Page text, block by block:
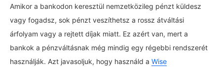
Amikor a bankodon keresztül nemzetközileg pénzt küldesz
vagy fogadsz, sok pénzt veszíthetsz a rossz átváltási
árfolyam vagy a rejtett díjak miatt. Ez azért van, mert a
bankok a pénzváltásnak még mindig egy régebbi rendszerét
használják. Azt javasoljuk, hogy használd a Wise